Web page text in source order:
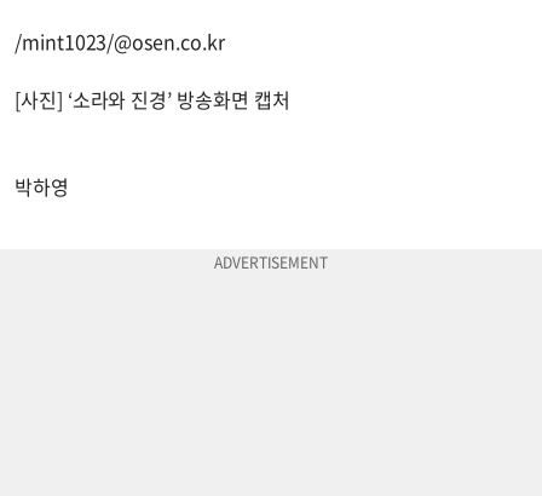
/mint1023/@osen.co.kr
[사진] ‘소라와 진경’ 방송화면 캡처
박하영